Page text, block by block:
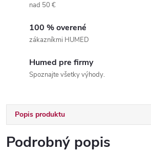
nad 50 €
100 % overené
zákazníkmi HUMED
Humed pre firmy
Spoznajte všetky výhody.
Popis produktu
Podrobný popis